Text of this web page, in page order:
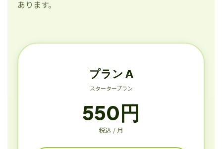
あります。
プラン A
スタータープラン
550円
税込 / 月